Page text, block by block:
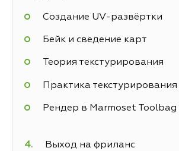
Создание UV-развёртки
Бейк и сведение карт
Теория текстурирования
Практика текстурирования
Рендер в Marmoset Toolbag
Выход на фриланс